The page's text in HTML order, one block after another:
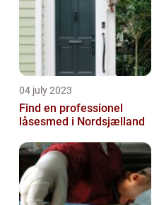
04 july 2023
Find en professionel
låsesmed i Nordsjælland